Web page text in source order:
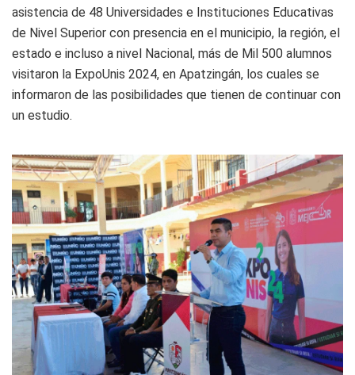
asistencia de 48 Universidades e Instituciones Educativas
de Nivel Superior con presencia en el municipio, la región, el
estado e incluso a nivel Nacional, más de Mil 500 alumnos
visitaron la ExpoUnis 2024, en Apatzingán, los cuales se
informaron de las posibilidades que tienen de continuar con
un estudio.